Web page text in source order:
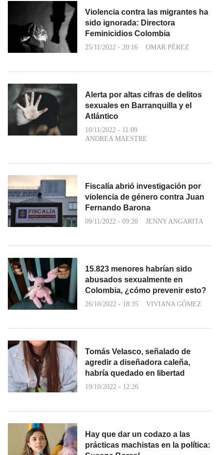
Violencia contra las migrantes ha
sido ignorada: Directora
Feminicidios Colombia
25/11/2022 - 20:16 OMAR PÉREZ
Alerta por altas cifras de delitos
sexuales en Barranquilla y el
Atlántico
10/11/2022 - 11:09
ANDREA MAESTRE
Fiscalía abrió investigación por
violencia de género contra Juan
Fernando Barona
09/11/2022 - 09:20 JENNY ANGARITA
15.823 menores habrían sido
abusados sexualmente en
Colombia, ¿cómo prevenir esto?
26/10/2022 - 18:35 VIVIANA GÓMEZ
Tomás Velasco, señalado de
agredir a diseñadora caleña,
habría quedado en libertad
19/10/2022 - 12:26
Hay que dar un codazo a las
prácticas machistas en la política: